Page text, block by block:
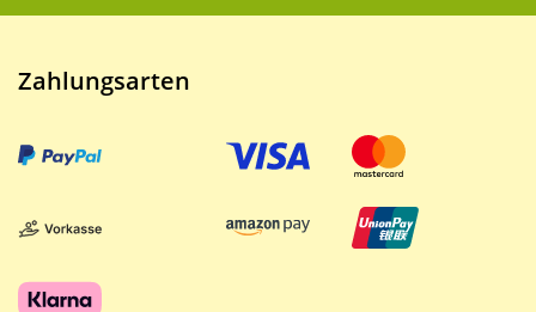
Zahlungsarten